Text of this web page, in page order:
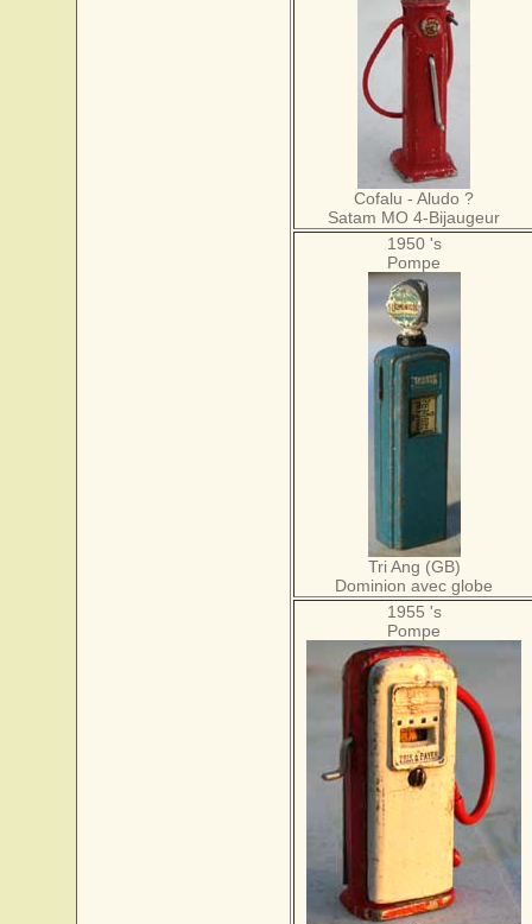
Cofalu - Aludo ?
Satam MO 4-Bijaugeur
1950 's
Pompe
Tri Ang (GB)
Dominion avec globe
1955 's
Pompe